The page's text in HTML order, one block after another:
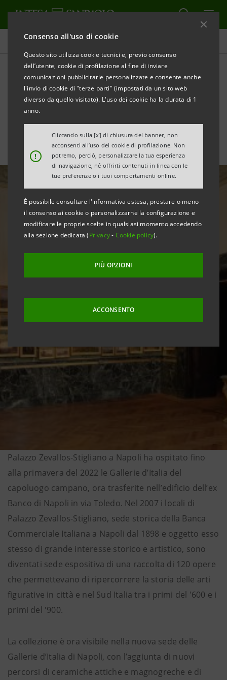
Consenso all'uso di cookie
Questo sito utilizza cookie tecnici e, previo consenso
dell’utente, cookie di profilazione al fine di inviare
comunicazioni pubblicitarie personalizzate e consente anche
l'invio di cookie di "terze parti" (impostati da un sito web
diverso da quello visitato). L'uso dei cookie ha la durata di 1
anno.
!
Cliccando sulla [x] di chiusura del banner, non
acconsenti all’uso dei cookie di profilazione. Non
potremo, perciò, personalizzare la tua esperienza
di navigazione, né offrirti contenuti in linea con le
tue preferenze o i tuoi comportamenti online.
È possibile consultare l'informativa estesa, prestare o meno
il consenso ai cookie o personalizzarne la configurazione e
modificare le proprie scelte in qualsiasi momento accedendo
alla sezione dedicata (Privacy- Cookie policy).
PIÙ OPZIONI
ACCONSENTO
Tutte le news
Le Gallerie di Palazzo
Zevallos-Stigliano a Napoli
Palazzo Zevallos-Stigliano a Napoli ha ospitato fino
alla primavera del 2022 le Gallerie d’Italia del
capoluogo campano, ora trasferite nell’edificio dell’ex
Banco di Napoli in via Toledo. Nel 2007 i locali di
Palazzo Zevallos-Stigliano, sede storica della Banca
Commerciale Italiana a Napoli dal 1898 e oggetto esso
stesso di grande interesse storico e artistico, sono
diventati sede espositiva di una raccolta di 120 opere
che permettevano di ripercorrere la storia delle arti
figurative in città e nel Sud Italia tra i primi del '600 e i
primi del '900.
La collezione è ora visibile nella nuova sede delle
Gallerie d’Italia di Napoli, con l’aggiunta di nuovi
percorsi di ceramiche attiche e magnogreche e di